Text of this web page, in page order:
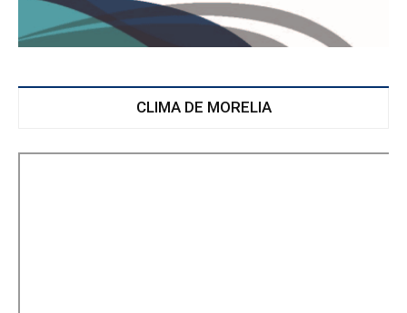
CLIMA DE MORELIA